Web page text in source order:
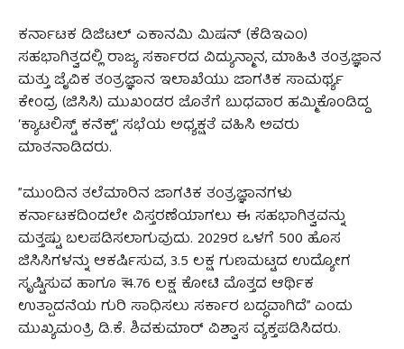
​ಕರ್ನಾಟಕ ಡಿಜಿಟಲ್ ಎಕಾನಮಿ ಮಿಷನ್ (ಕೆಡಿಇಎಂ)
ಸಹಭಾಗಿತ್ವದಲ್ಲಿ ರಾಜ್ಯ ಸರ್ಕಾರದ ವಿದ್ಯುನ್ಮಾನ, ಮಾಹಿತಿ ತಂತ್ರಜ್ಞಾನ
ಮತ್ತು ಜೈವಿಕ ತಂತ್ರಜ್ಞಾನ ಇಲಾಖೆಯು ಜಾಗತಿಕ ಸಾಮರ್ಥ್ಯ
ಕೇಂದ್ರ (ಜಿಸಿಸಿ) ಮುಖಂಡರ ಜೊತೆಗೆ ಬುಧವಾರ ಹಮ್ಮಿಕೊಂಡಿದ್ದ
‘ಕ್ಯಾಟಲಿಸ್ಟ್‌ ಕನೆಕ್ಟ್‌’ ಸಭೆಯ ಅಧ್ಯಕ್ಷತೆ ವಹಿಸಿ ಅವರು
ಮಾತನಾಡಿದರು.
​”ಮುಂದಿನ ತಲೆಮಾರಿನ ಜಾಗತಿಕ ತಂತ್ರಜ್ಞಾನಗಳು
ಕರ್ನಾಟಕದಿಂದಲೇ ವಿಸ್ತರಣೆಯಾಗಲು ಈ ಸಹಭಾಗಿತ್ವವನ್ನು
ಮತ್ತಷ್ಟು ಬಲಪಡಿಸಲಾಗುವುದು. 2029ರ ಒಳಗೆ 500 ಹೊಸ
ಜಿಸಿಸಿಗಳನ್ನು ಆಕರ್ಷಿಸುವ, 3.5 ಲಕ್ಷ ಗುಣಮಟ್ಟದ ಉದ್ಯೋಗ
ಸೃಷ್ಟಿಸುವ ಹಾಗೂ ₹ 4.76 ಲಕ್ಷ ಕೋಟಿ ಮೊತ್ತದ ಆರ್ಥಿಕ
ಉತ್ಪಾದನೆಯ ಗುರಿ ಸಾಧಿಸಲು ಸರ್ಕಾರ ಬದ್ಧವಾಗಿದೆ” ಎಂದು
ಮುಖ್ಯಮಂತ್ರಿ ಡಿ.ಕೆ. ಶಿವಕುಮಾರ್ ವಿಶ್ವಾಸ ವ್ಯಕ್ತಪಡಿಸಿದರು.